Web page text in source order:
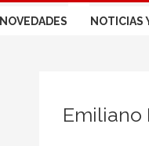
NOVEDADES NOTICIAS
Emiliano